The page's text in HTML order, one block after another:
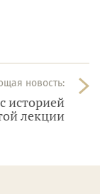
новость:
историей
лекции